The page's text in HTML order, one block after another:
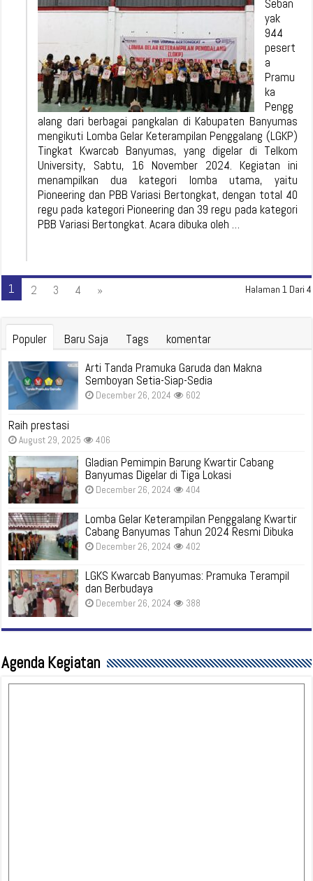
Seban
yak
944
pesert
a
Pramu
ka
Pengg
alang dari berbagai pangkalan di Kabupaten Banyumas
mengikuti Lomba Gelar Keterampilan Penggalang (LGKP)
Tingkat Kwarcab Banyumas, yang digelar di Telkom
University, Sabtu, 16 November 2024. Kegiatan ini
menampilkan dua kategori lomba utama, yaitu
Pioneering dan PBB Variasi Bertongkat, dengan total 40
regu pada kategori Pioneering dan 39 regu pada kategori
PBB Variasi Bertongkat. Acara dibuka oleh …
Halaman 1 Dari 4
1 2 3 4 »
Populer Baru Saja Tags
komentar
Arti Tanda Pramuka Garuda dan Makna
Semboyan Setia-Siap-Sedia
December 26, 2024 602
Raih prestasi
August 29, 2025 406
Gladian Pemimpin Barung Kwartir Cabang
Banyumas Digelar di Tiga Lokasi
December 26, 2024 404
Lomba Gelar Keterampilan Penggalang Kwartir
Cabang Banyumas Tahun 2024 Resmi Dibuka
December 26, 2024 402
LGKS Kwarcab Banyumas: Pramuka Terampil
dan Berbudaya
December 26, 2024 388
Agenda Kegiatan